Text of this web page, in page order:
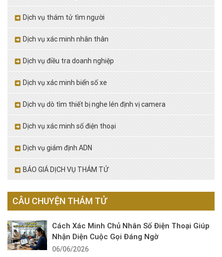
Dịch vụ thám tử tìm người
Dịch vụ xác minh nhân thân
Dịch vụ điều tra doanh nghiệp
Dịch vụ xác minh biển số xe
Dịch vụ dò tìm thiết bị nghe lén định vị camera
Dịch vụ xác minh số điện thoại
Dịch vụ giám định ADN
BÁO GIÁ DỊCH VỤ THÁM TỬ
CÂU CHUYỆN THÁM TỬ
Cách Xác Minh Chủ Nhân Số Điện Thoại Giúp
Nhận Diện Cuộc Gọi Đáng Ngờ
06/06/2026